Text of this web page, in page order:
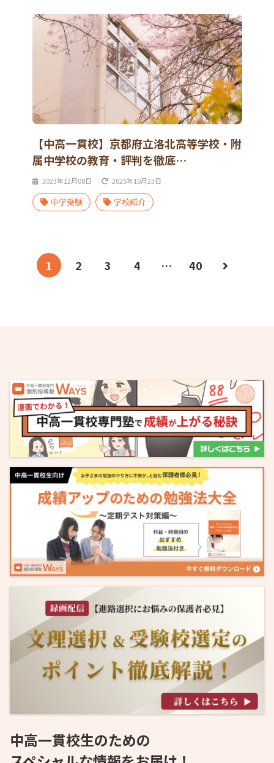
【中高一貫校】京都府立洛北高等学校・附
属中学校の教育・評判を徹底…
2023年12月08日 2025年10月23日
中学受験 学校紹介
1 2 3 4 … 40
中高一貫校生のための